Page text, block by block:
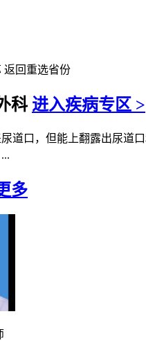
返回重选省份
科 进入疾病专区 >
道口，但能上翻露出尿道
多